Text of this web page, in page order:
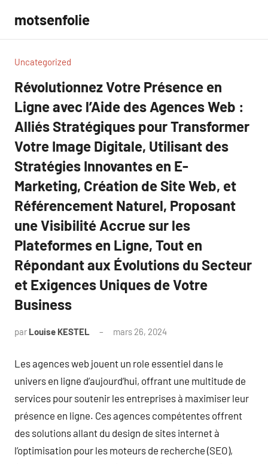
contenu
motsenfolie
Uncategorized
Révolutionnez Votre Présence en
Ligne avec l’Aide des Agences Web :
Alliés Stratégiques pour Transformer
Votre Image Digitale, Utilisant des
Stratégies Innovantes en E-
Marketing, Création de Site Web, et
Référencement Naturel, Proposant
une Visibilité Accrue sur les
Plateformes en Ligne, Tout en
Répondant aux Évolutions du Secteur
et Exigences Uniques de Votre
Business
par Louise KESTEL mars 26, 2024
Les agences web jouent un role essentiel dans le
univers en ligne d’aujourd’hui, offrant une multitude de
services pour soutenir les entreprises à maximiser leur
présence en ligne. Ces agences compétentes offrent
des solutions allant du design de sites internet à
l’optimisation pour les moteurs de recherche (SEO),